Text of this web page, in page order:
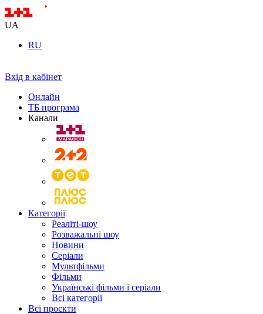
UA
RU
Вхід в кабінет
Онлайн
ТБ програма
Канали
Категорії
Реаліті-шоу
Розважальні шоу
Новини
Серіали
Мультфільми
Фільми
Українські фільми і серіали
Всі категорії
Всі проєкти